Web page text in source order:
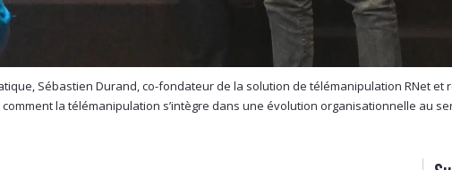
Sébastien Durand, co-fondateur de la solution de télémanipulation RNet
la télémanipulation s’intègre dans une évolution organisationnelle au